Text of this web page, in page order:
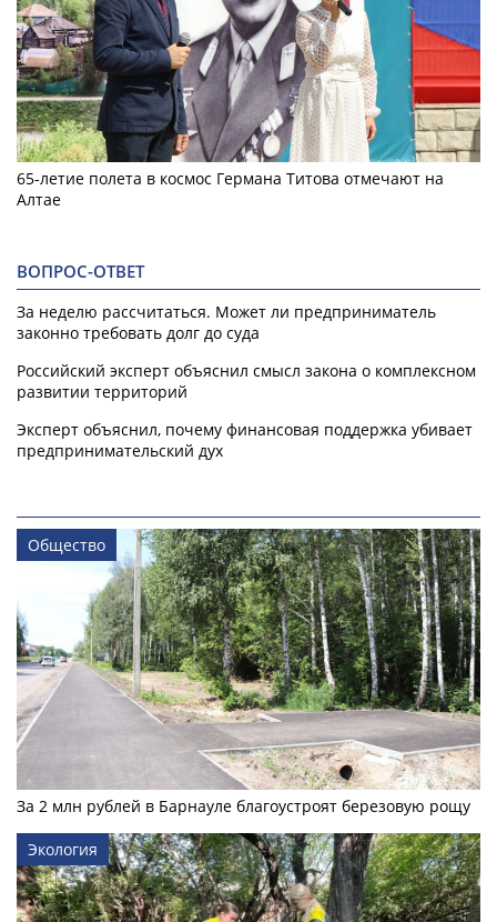
65-летие полета в космос Германа Титова отмечают на
Алтае
ВОПРОС-ОТВЕТ
За неделю рассчитаться. Может ли предприниматель
законно требовать долг до суда
Российский эксперт объяснил смысл закона о комплексном
развитии территорий
Эксперт объяснил, почему финансовая поддержка убивает
предпринимательский дух
Общество
За 2 млн рублей в Барнауле благоустроят березовую рощу
Экология